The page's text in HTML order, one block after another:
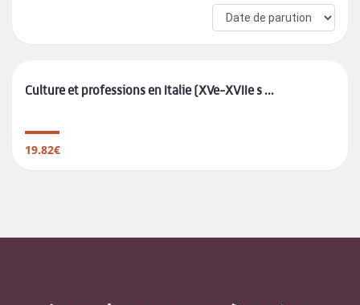
Culture et professions en Italie (XVe-XVIIe s ...
19.82€